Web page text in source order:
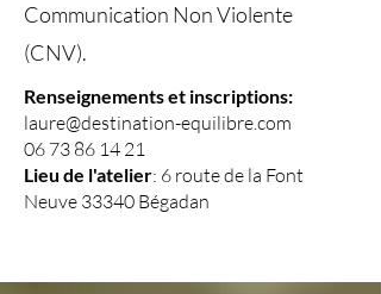
Communication Non Violente
(CNV).
Renseignements et inscriptions:
laure@destination-equilibre.com
06 73 86 14 21
Lieu de l'atelier: 6 route de la Font
Neuve 33340 Bégadan